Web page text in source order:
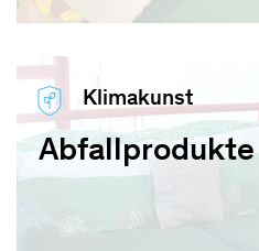
Klimakunst
Abfallprodukte